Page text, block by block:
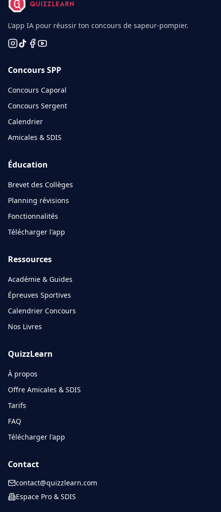
L'app IA pour réussir ton concours de sapeur-pompier.
Concours SPP
Concours Caporal
Concours Sergent
Calendrier
Amicales & SDIS
Éducation
Brevet des Collèges
Planning révisions
Fonctionnalités
Télécharger l'app
Ressources
Académie & Guides
Épreuves Sportives
Calendrier Concours
Nos Livres
QuizzLearn
À propos
Offre Amicales & SDIS
Tarifs
FAQ
Télécharger l'app
Contact
contact@quizzlearn.com
Espace Pro & SDIS